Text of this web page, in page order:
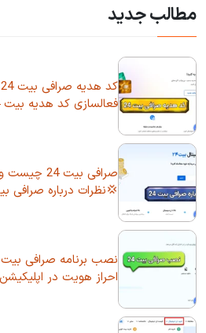
مطالب جدید
فعالسازی کد هدیه بیت 24
صرافی
💢نظرات درباره صرافی
احراز هویت در اپلیکیشن